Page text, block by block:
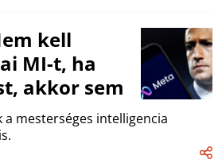
kell
MI-t, ha
akkor sem
mesterséges intelligencia